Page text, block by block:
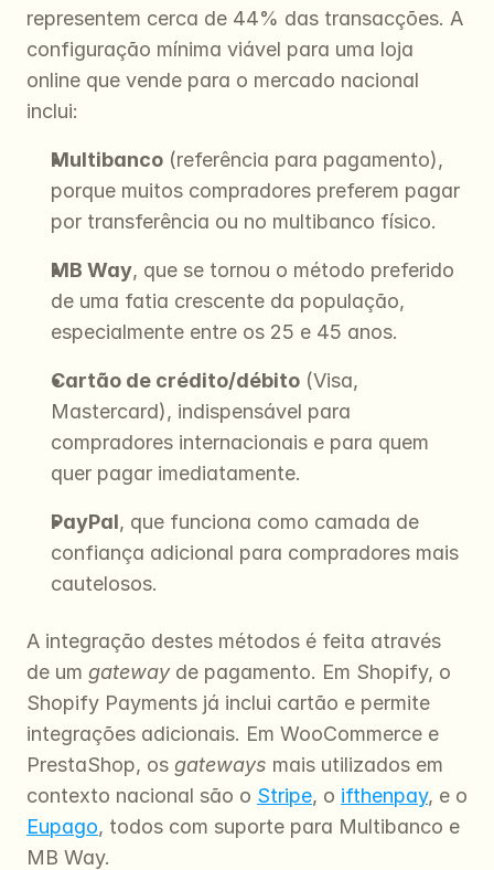
representem cerca de 44% das transacções. A
configuração mínima viável para uma loja
online que vende para o mercado nacional
inclui:
Multibanco (referência para pagamento),
porque muitos compradores preferem pagar
por transferência ou no multibanco físico.
MB Way, que se tornou o método preferido
de uma fatia crescente da população,
especialmente entre os 25 e 45 anos.
Cartão de crédito/débito (Visa,
Mastercard), indispensável para
compradores internacionais e para quem
quer pagar imediatamente.
PayPal, que funciona como camada de
confiança adicional para compradores mais
cautelosos.
A integração destes métodos é feita através
de um gateway de pagamento. Em Shopify, o
Shopify Payments já inclui cartão e permite
integrações adicionais. Em WooCommerce e
PrestaShop, os gateways mais utilizados em
contexto nacional são o Stripe, o ifthenpay
Eupago, todos com suporte para Multibanco e
MB Way.